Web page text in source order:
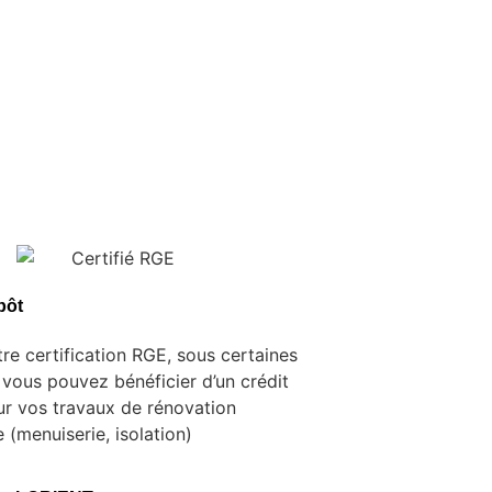
certification RGE, sous certaines
pouvez bénéficier d’un crédit
vos travaux de rénovation
(menuiserie, isolation)